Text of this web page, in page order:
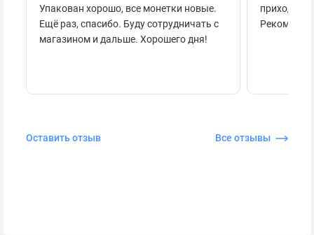
Упакован хорошо, все монетки новые.
Ещё раз, спасибо. Буду сотрудничать с
магазином и дальше. Хорошего дня!
приходило
Оставить отзыв Все отзывы